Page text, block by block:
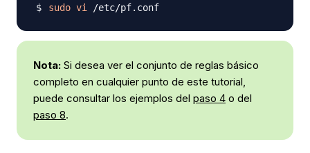
sudo vi
Nota: Si desea ver el conjunto de reglas básico
completo en cualquier punto de este tutorial,
puede consultar los ejemplos del paso 4 o del
paso 8.